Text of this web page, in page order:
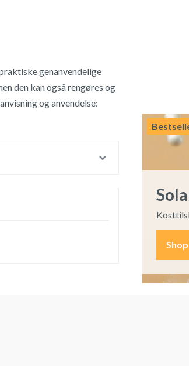
genanvendelige
den kan også rengøres og
og anvendelse: